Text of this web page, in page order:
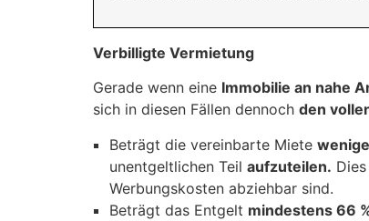
Verbilligte Vermietung
Gerade wenn eine Immobilie an nahe
sich in diesen Fällen dennoch den
Beträgt die vereinbarte Miete
unentgeltlichen Teil aufzuteilen.
Werbungskosten abziehbar sind.
Beträgt das Entgelt mindestens 66